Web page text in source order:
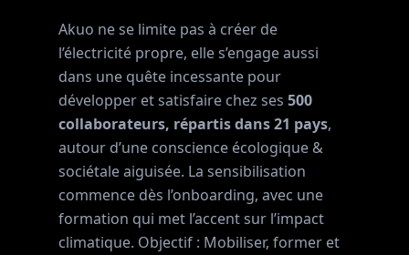
Akuo ne se limite pas à créer de
l’électricité propre, elle s’engage aussi
dans une quête incessante pour
développer et satisfaire chez ses 500
collaborateurs, répartis dans 21 pays,
autour d’une conscience écologique &
sociétale aiguisée. La sensibilisation
commence dès l’onboarding, avec une
formation qui met l’accent sur l’impact
climatique. Objectif : Mobiliser, former et